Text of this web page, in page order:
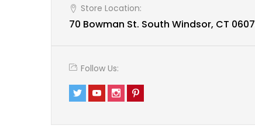
Store Location:
70 Bowman St. South Windsor, CT
Follow Us: